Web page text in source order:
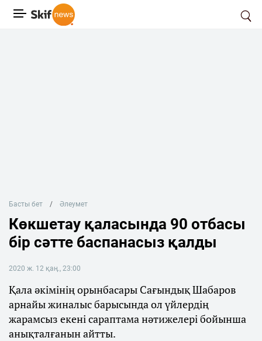
Басты бет Әлеумет
Көкшетау қаласында 90 отбасы
бір сәтте баспанасыз қалды
2020 ж. 12 қаң., 23:00
Қала әкімінің орынбасары Сағындық Шабаров
арнайы жиналыс барысында ол үйлердің
жарамсыз екені сараптама нәтижелері бойынша
анықталғанын айтты.